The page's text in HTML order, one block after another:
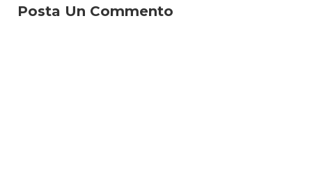
Posta Un Commento